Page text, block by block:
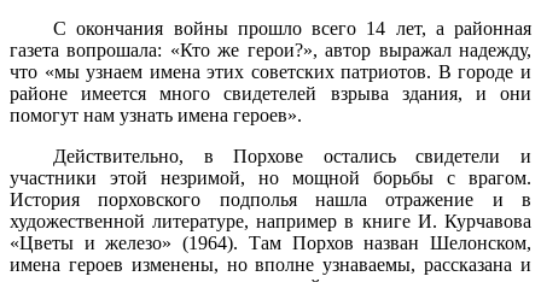
С окончания войны прошло всего 14 лет, а районная
газета вопрошала: «Кто же герои?», автор выражал надежду,
что «мы узнаем имена этих советских патриотов. В городе и
районе имеется много свидетелей взрыва здания, и они
помогут нам узнать имена героев».
Действительно, в Порхове остались свидетели и
участники этой незримой, но мощной борьбы с врагом.
История порховского подполья нашла отражение и в
художественной литературе, например в книге И. Курчавова
«Цветы и железо» (1964). Там Порхов назван Шелонском,
имена героев изменены, но вполне узнаваемы, рассказана и